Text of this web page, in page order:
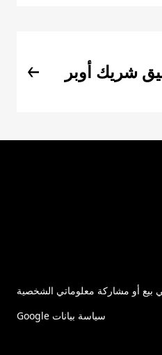
شريك أوبر
بيع أو مشاركة معلوماتي الشخصية
سياسة بيانات Google